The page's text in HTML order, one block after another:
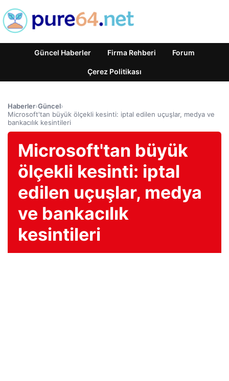
Güncel Haberler Firma Rehberi Forum
Çerez Politikası
Haberler›Güncel›
Microsoft'tan büyük ölçekli kesinti: iptal edilen uçuşlar, medya ve
bankacılık kesintileri
Microsoft'tan büyük
ölçekli kesinti: iptal
edilen uçuşlar, medya
ve bankacılık
kesintileri